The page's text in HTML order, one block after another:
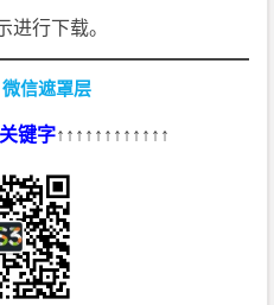
进行下载。
微信遮罩层
关键字↑↑↑↑↑↑↑↑↑↑↑↑